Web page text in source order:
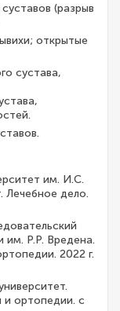
(разрыв
открытые
сустава,
им. И.С.
Лечебное дело.
им. Р.Р. Вредена.
2022 г.
и ортопедии. с